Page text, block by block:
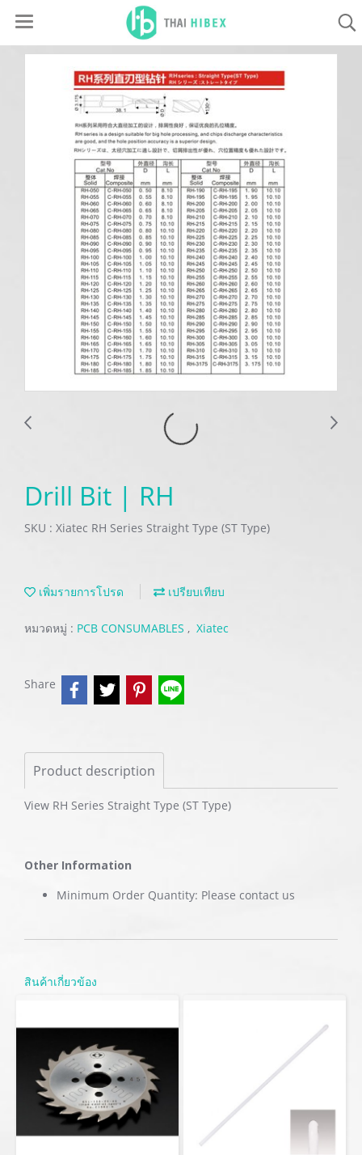
Drill Bit | RH
SKU : Xiatec RH Series Straight Type (ST Type)
เพิ่มรายการโปรด เปรียบเทียบ
หมวดหมู่ : PCB CONSUMABLES , Xiatec
Share
Product description
View RH Series Straight Type (ST Type)
Other Information
Minimum Order Quantity: Please contact us
สินค้าเกี่ยวข้อง